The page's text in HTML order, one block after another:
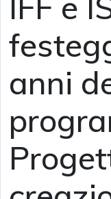
anni